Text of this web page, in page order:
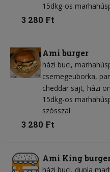
15dkg-os
3 280 Ft
Ami burger
házi buci
csemegeuborka
cheddar sajt házi
15dkg-os
szósszal
3 280 Ft
Ami King
házi buci dupla